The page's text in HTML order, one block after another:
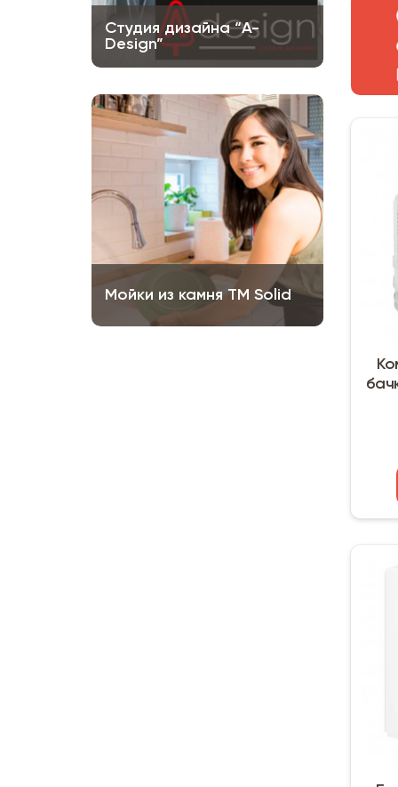
Студия дизайна “A-
Design”
Мойки из камня ТМ Solid